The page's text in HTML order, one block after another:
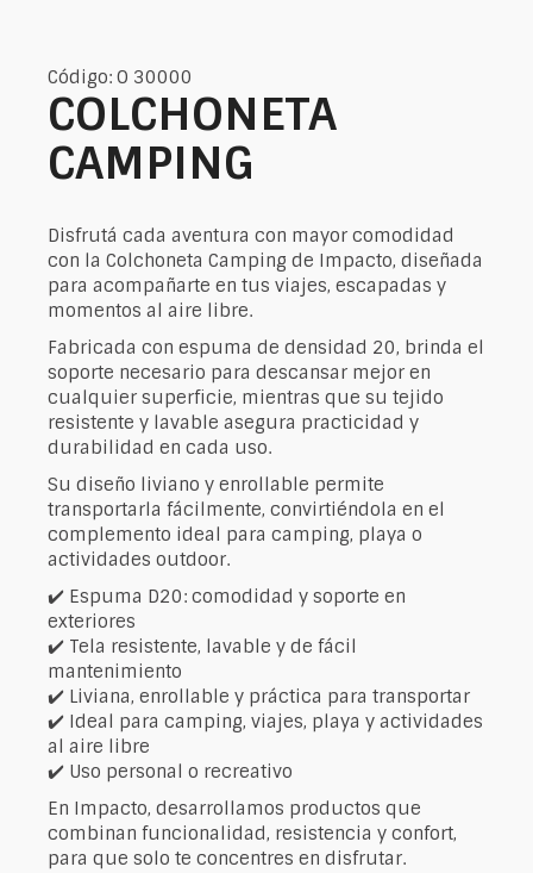
Código: O 30000
COLCHONETA
CAMPING
Disfrutá cada aventura con mayor comodidad
con la Colchoneta Camping de Impacto, diseñada
para acompañarte en tus viajes, escapadas y
momentos al aire libre.
Fabricada con espuma de densidad 20, brinda el
soporte necesario para descansar mejor en
cualquier superficie, mientras que su tejido
resistente y lavable asegura practicidad y
durabilidad en cada uso.
Su diseño liviano y enrollable permite
transportarla fácilmente, convirtiéndola en el
complemento ideal para camping, playa o
actividades outdoor.
✔️ Espuma D20: comodidad y soporte en
exteriores
✔️ Tela resistente, lavable y de fácil
mantenimiento
✔️ Liviana, enrollable y práctica para transportar
✔️ Ideal para camping, viajes, playa y actividades
al aire libre
✔️ Uso personal o recreativo
En Impacto, desarrollamos productos que
combinan funcionalidad, resistencia y confort,
para que solo te concentres en disfrutar.